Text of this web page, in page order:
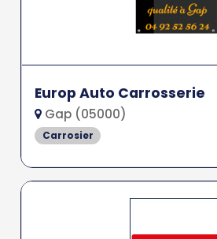
Europ Auto Carrosserie
Gap (05000)
Carrosier